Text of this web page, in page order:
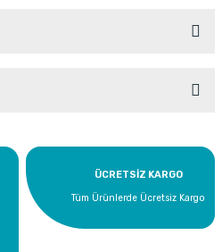
Yorum Yaz
ÜCRETSİZ KARGO
Tüm Ürünlerde Ücretsiz Kargo